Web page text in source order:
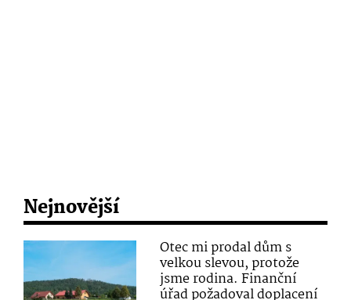
Nejnovější
Otec mi prodal dům s
velkou slevou, protože
jsme rodina. Finanční
úřad požadoval doplacení